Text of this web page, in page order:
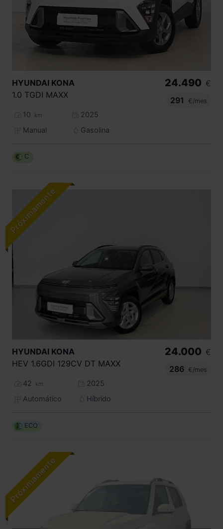
HYUNDAI KONA
1.0 TGDI MAXX
10 km
2025
Manual
Gasolina
24.490 €
291
€/mes
C
HYUNDAI KONA
HEV 1.6GDI 129CV DT MAXX
42 km
2025
Automático
Híbrido
24.000 €
286
€/mes
ECO